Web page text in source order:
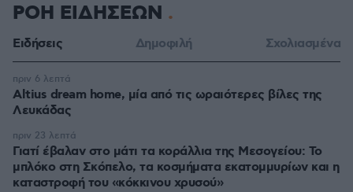
ΡΟΗ ΕΙΔΗΣΕΩΝ
Ειδήσεις Δημοφιλή Σχολιασμένα
Altius dream home, μία από τις ωραιότερες βίλες της
Λευκάδας
πριν 6 λεπτά
Γιατί έβαλαν στο μάτι τα κοράλλια της Μεσογείου: Το
μπλόκο στη Σκόπελο, τα κοσμήματα εκατομμυρίων και η
καταστροφή του «κόκκινου χρυσού»
πριν 23 λεπτά